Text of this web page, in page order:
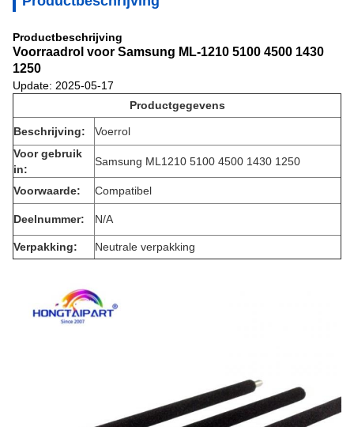
Productbeschrijving
Voorraadrol voor Samsung ML-1210 5100 4500 1430
1250
Update: 2025-05-17
Productgegevens
Beschrijving:
Voerrol
Voor gebruik
in:
Samsung ML1210 5100 4500 1430 1250
Voorwaarde: Compatibel
Deelnummer: N/A
Verpakking: Neutrale verpakking